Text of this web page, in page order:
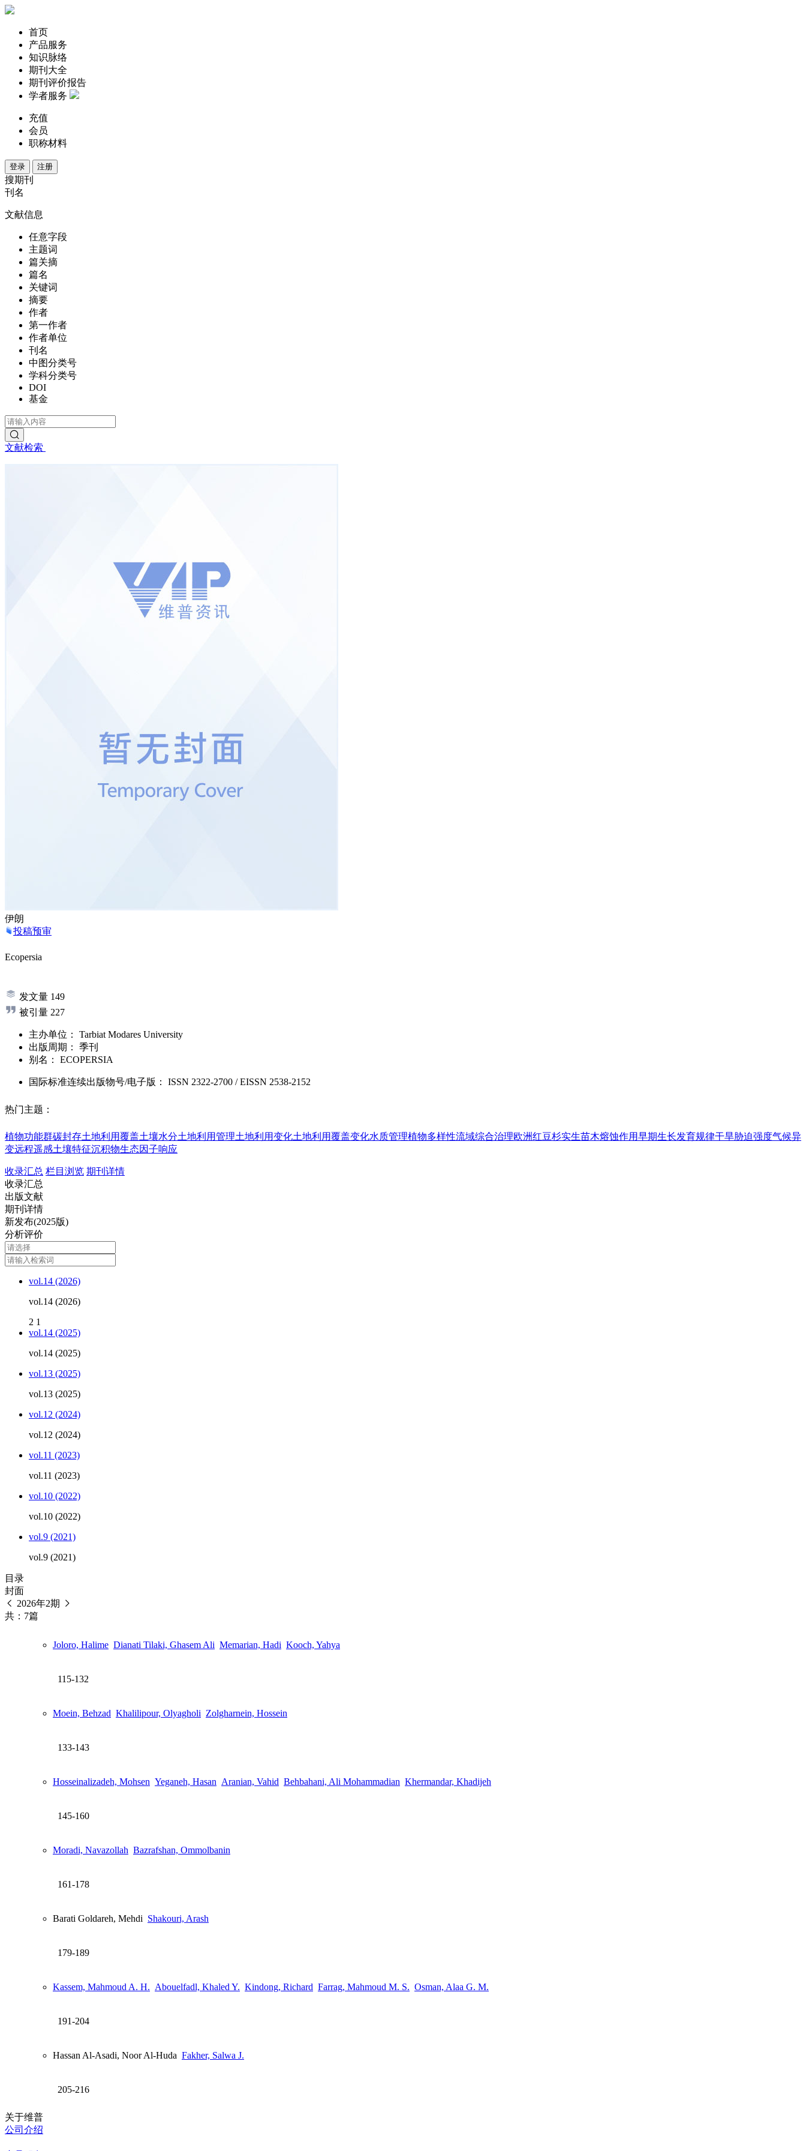
首页
产品服务
知识脉络
期刊大全
期刊评价报告
学者服务
充值
会员
职称材料
登录 注册
搜期刊
刊名
文献信息
任意字段
主题词
篇关摘
篇名
关键词
摘要
作者
第一作者
作者单位
刊名
中图分类号
学科分类号
DOI
基金
文献检索
伊朗
投稿预审
Ecopersia
发文量 149
被引量 227
主办单位：
Tarbiat Modares University
出版周期：
季刊
别名：
ECOPERSIA
国际标准连续出版物号/电子版 ： ISSN 2322-2700 / EISSN 2538-2152
热门主题：
植物功能群碳封存土地利用覆盖土壤水分土地利用管理土地利用变化土地利用覆盖变化水质管理植物多样性流域综合治理欧洲红豆杉实生苗木熔蚀作用早期生长发育规律干旱胁迫强度气候异
变远程遥感土壤特征沉积物生态因子响应
收录汇总 栏目浏览 期刊详情
收录汇总
出版文献
期刊详情
新发布(2025版)
分析评价
vol.14 (2026)
vol.14 (2026)
2 1
vol.14 (2025)
vol.14 (2025)
vol.13 (2025)
vol.13 (2025)
vol.12 (2024)
vol.12 (2024)
vol.11 (2023)
vol.11 (2023)
vol.10 (2022)
vol.10 (2022)
vol.9 (2021)
vol.9 (2021)
目录
封面
2026年2期
共：7篇
Joloro, Halime Dianati Tilaki, Ghasem Ali Memarian, Hadi Kooch, Yahya
115-132
Moein, Behzad Khalilipour, Olyagholi Zolgharnein, Hossein
133-143
Hosseinalizadeh, Mohsen Yeganeh, Hasan Aranian, Vahid Behbahani, Ali Mohammadian Khermandar, Khadijeh
145-160
Moradi, Navazollah Bazrafshan, Ommolbanin
161-178
Barati Goldareh, Mehdi Shakouri, Arash
179-189
Kassem, Mahmoud A. H. Abouelfadl, Khaled Y. Kindong, Richard Farrag, Mahmoud M. S. Osman, Alaa G. M.
191-204
Hassan Al-Asadi, Noor Al-Huda Fakher, Salwa J.
205-216
关于维普
公司介绍